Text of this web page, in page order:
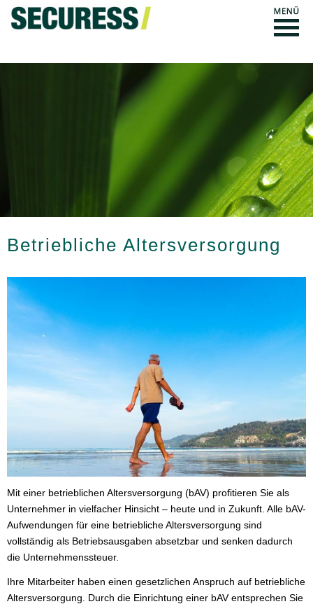
Betriebliche Altersversorgung
Mit einer betrieblichen Altersversorgung (bAV) profitieren Sie als
Unternehmer in vielfacher Hinsicht – heute und in Zukunft. Alle bAV-
Aufwendungen für eine betriebliche Altersversorgung sind
vollständig als Betriebsausgaben absetzbar und senken dadurch
die Unternehmenssteuer.
Ihre Mitarbeiter haben einen gesetzlichen Anspruch auf betriebliche
Altersversorgung. Durch die Einrichtung einer bAV entsprechen Sie